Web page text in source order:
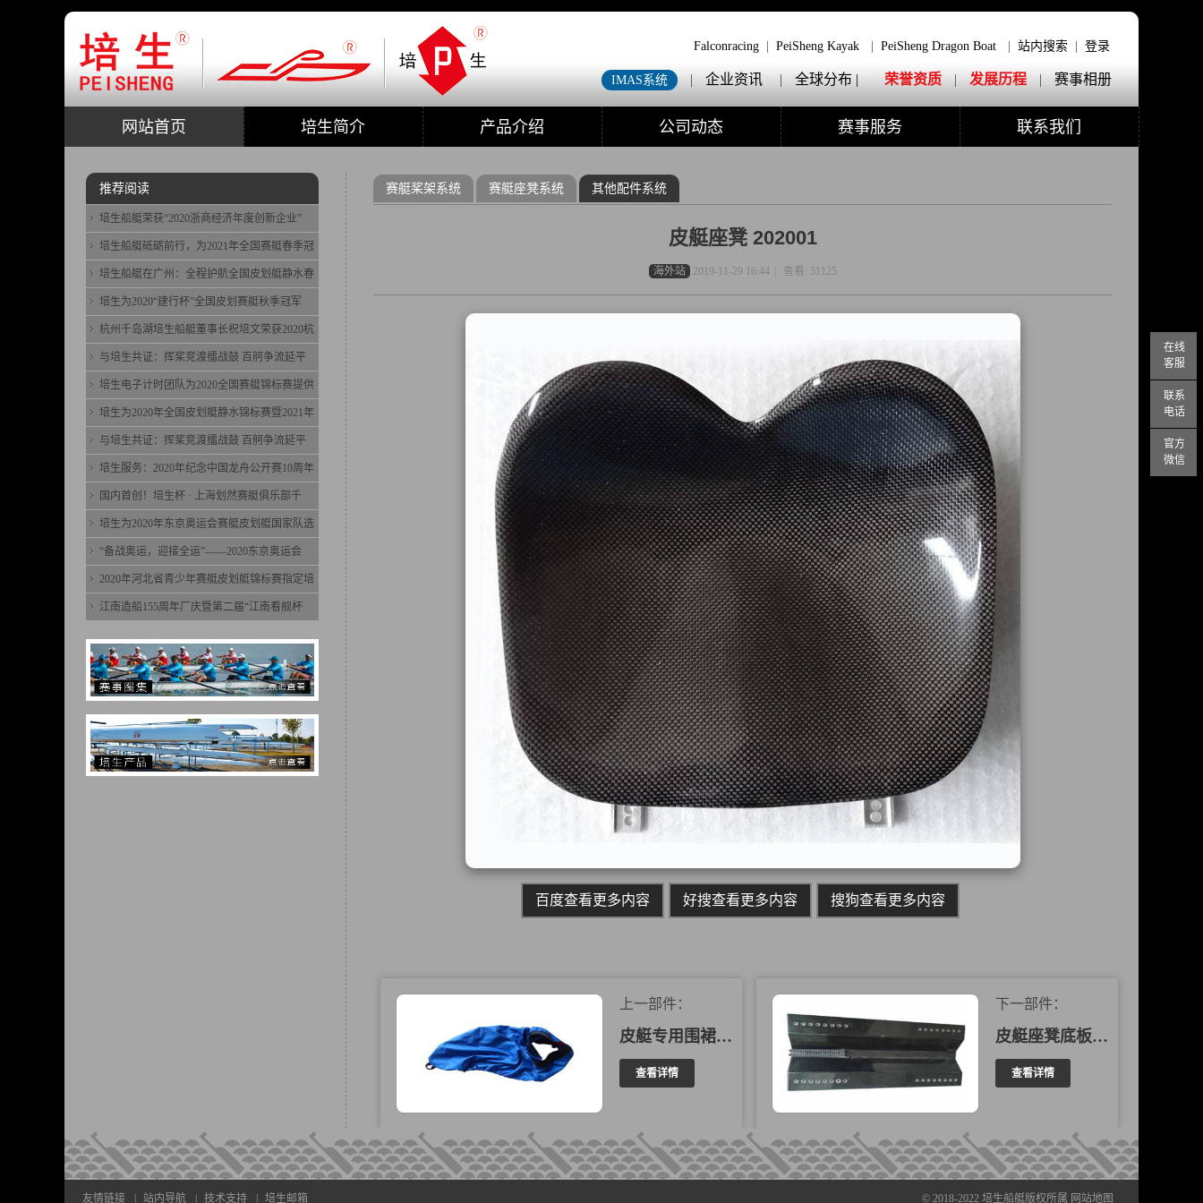
在线
客服
联系
电话
官方
微信
Falconracing PeiSheng Kayak PeiSheng Dragon Boat 站内搜索 登录
IMAS系统 | 企业资讯 | 全球分布 | 荣誉资质 | 发展历程 | 赛事相册
网站首页 培生简介 产品介绍 公司动态 赛事服务 联系我们
赛艇桨架系统 赛艇座凳系统 其他配件系统
皮艇座凳 202001
海外站 2019-11-29 16:44 查看: 51125
百度查看更多内容 好搜查看更多内容 搜狗查看更多内容
上一部件：
皮艇专用围裙 310004
查看详情
下一部件：
皮艇座凳底板 202007
查看详情
推荐阅读
培生船艇荣获“2020浙商经济年度创新企业”
培生船艇砥砺前行，为2021年全国赛艇春季冠
培生船艇在广州：全程护航全国皮划艇静水春
培生为2020“建行杯”全国皮划赛艇秋季冠军
杭州千岛湖培生船艇董事长祝培文荣获2020杭
与培生共证：挥桨竞渡擂战鼓 百舸争流延平
培生电子计时团队为2020全国赛艇锦标赛提供
培生为2020年全国皮划艇静水锦标赛暨2021年
与培生共证：挥桨竞渡擂战鼓 百舸争流延平
培生服务：2020年纪念中国龙舟公开赛10周年
国内首创！培生杯 · 上海划然赛艇俱乐部千
培生为2020年东京奥运会赛艇皮划艇国家队选
“备战奥运，迎接全运”——2020东京奥运会
2020年河北省青少年赛艇皮划艇锦标赛指定培
江南造船155周年厂庆暨第二届“江南看舰杯
友情链接 | 站内导航 | 技术支持 | 培生邮箱 © 2018-2022 培生船艇版权所属 网站地图